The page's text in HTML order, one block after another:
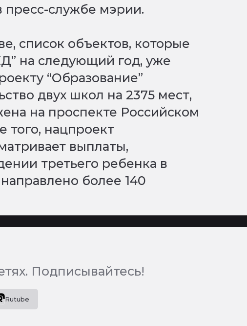
службе мэрии.
список объектов, которые
на следующий год, уже
“Образование”
двух школ на 2375 мест,
на проспекте Российском
того, нацпроект
выплаты,
третьего ребенка в
более 140
Подписывайтесь!
Rutube